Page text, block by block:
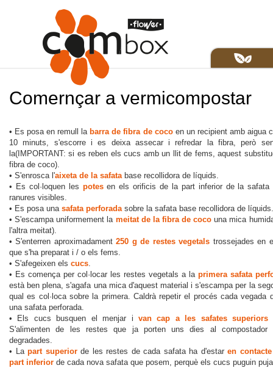
Comernçar a vermicompostar
• Es posa en remull la barra de fibra de cocoen un recipient amb aigua
10 minuts, s'escorre i es deixa assecar i refredar la fibra, però
la(IMPORTANT: si es reben els cucs amb un llit de fems, aquest
fibra de coco).
• S'enrosca l'aixeta de la safatabase recollidora de líquids.
• Es col·loquen les potesen els orificis de la part inferior de la safata
ranures visibles.
• Es posa una safata perforadasobre la safata base recollidora de líquids.
• S'escampa uniformement la meitat de la fibra de coco una mica
l'altra meitat).
• S'enterren aproximadament250 g de restes vegetals trossejades en
que s'ha preparat i / o els fems.
• S'afegeixen els cucs.
• Es comença per col·locar les restes vegetals a la primera safata
està ben plena, s'agafa una mica d'aquest material i s'escampa per la
qual es col·loca sobre la primera. Caldrà repetir el procés cada vegada
una safata perforada.
• Els cucs busquen el menjar i van cap a les safates superiors
S'alimenten de les restes que ja porten uns dies alcompostador
degradades.
• La part superiorde les restes de cada safata ha d'estar en
part inferior de cada nova safata que posem, perquè els cucs puguin